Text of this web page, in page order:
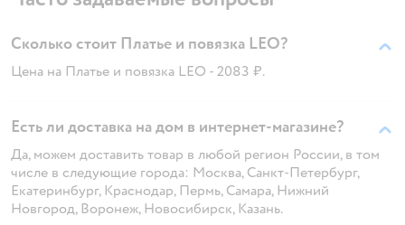
Сколько стоит Платье и повязка LEO?
Цена на Платье и повязка LEO - 2083 ₽.
Есть ли доставка на дом в интернет-магазине?
Да, можем доставить товар в любой регион России, в том
числе в следующие города: Москва, Санкт-Петербург,
Екатеринбург, Краснодар, Пермь, Самара, Нижний
Новгород, Воронеж, Новосибирск, Казань.